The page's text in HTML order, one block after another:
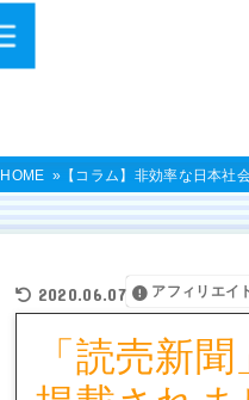
HOME 【コラム】非効率な日本社
2020.06.07 アフィリエイ
「読売新